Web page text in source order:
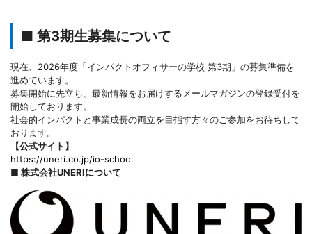
■ 第3期生募集について
現在、2026年度「インパクトオフィサーの学校 第3期」の募集準備を
進めています。
募集開始に先立ち、最新情報をお届けするメールマガジンの登録受付を
開始しております。
社会的インパクトと事業成長の両立を目指す方々のご参加をお待ちして
おります。
【公式サイト】
https://uneri.co.jp/io-school
■ 株式会社UNERIについて